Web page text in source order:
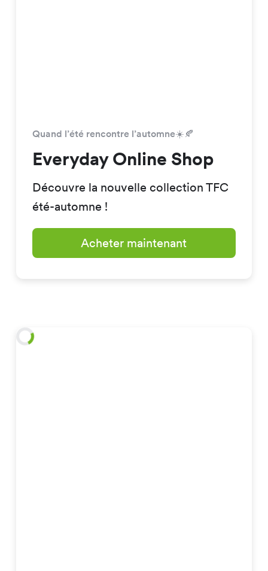
Quand l’été rencontre l’automne☀️🍂
Everyday Online Shop
Découvre la nouvelle collection TFC
été-automne !
Acheter maintenant